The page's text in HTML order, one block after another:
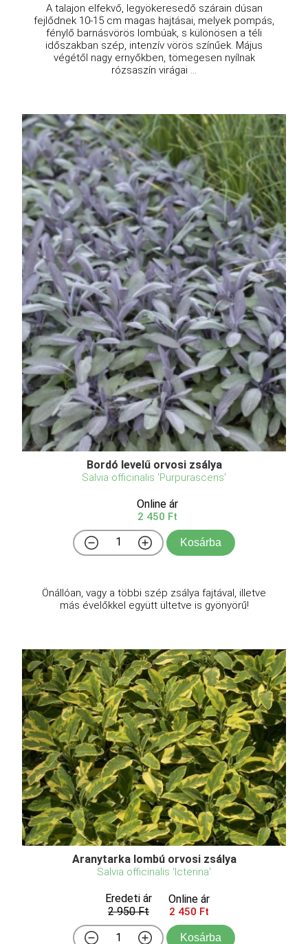
A talajon elfekvő, legyökeresedő szárain dúsan
fejlődnek 10-15 cm magas hajtásai, melyek pompás,
fénylő barnásvörös lombúak, s különösen a téli
időszakban szép, intenzív vörös színűek. Május
végétől nagy ernyőkben, tömegesen nyílnak
rózsaszín virágai ...
Bordó levelű orvosi zsálya
Salvia officinalis 'Purpurascens'
Online ár
2 450 Ft
Kosárba
Önállóan, vagy a többi szép zsálya fajtával, illetve
más évelőkkel együtt ültetve is gyönyörű!
Aranytarka lombú orvosi zsálya
Salvia officinalis 'Icterina'
Eredeti ár
2 950 Ft
Online ár
2 450 Ft
Kosárba